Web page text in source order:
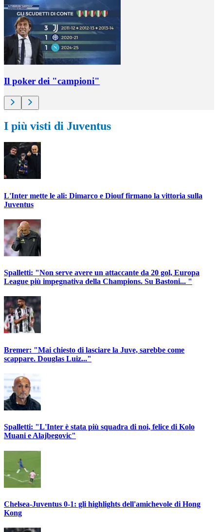
Il poker dei "campioni"
I più visti di Juventus
L'Inter mette le ali: Dimarco e Diouf firmano la vittoria sulla
Juventus
Spalletti: "Non serve avere un attaccante da 20 gol, Europa
League più impegnativa della Champions. Su Bastoni... "
Bremer: "Mai chiesto di lasciare la Juve, sarebbe come
scappare. Douglas Luiz..."
Spalletti: "L'Inter è stata più squadra di noi, felice di Kolo
Muani e Alajbegovic"
Chelsea-Juventus 0-1: gli highlights dell'amichevole di Hong
Kong